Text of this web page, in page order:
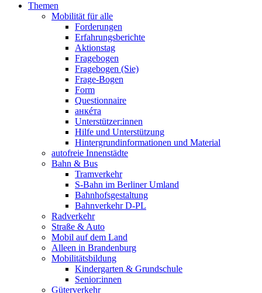
Themen
Mobilität für alle
Forderungen
Erfahrungsberichte
Aktionstag
Fragebogen
Fragebogen (Sie)
Frage-Bogen
Form
Questionnaire
анкéта
Unterstützer:innen
Hilfe und Unterstützung
Hintergrundinformationen und Material
autofreie Innenstädte
Bahn & Bus
Tramverkehr
S-Bahn im Berliner Umland
Bahnhofsgestaltung
Bahnverkehr D-PL
Radverkehr
Straße & Auto
Mobil auf dem Land
Alleen in Brandenburg
Mobilitätsbildung
Kindergarten & Grundschule
Senior:innen
Güterverkehr